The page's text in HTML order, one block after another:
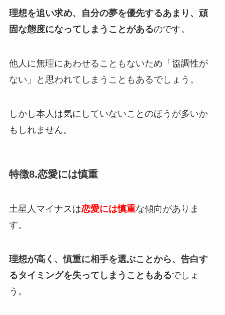
理想を追い求め、自分の夢を優先するあまり、頑
固な態度になってしまうことがあるのです。
他人に無理にあわせることもないため「協調性が
ない」と思われてしまうこともあるでしょう。
しかし本人は気にしていないことのほうが多いか
もしれません。
特徴8.恋愛には慎重
土星人マイナスは恋愛には慎重な傾向がありま
す。
理想が高く、慎重に相手を選ぶことから、告白す
るタイミングを失ってしまうこともあるでしょ
う。